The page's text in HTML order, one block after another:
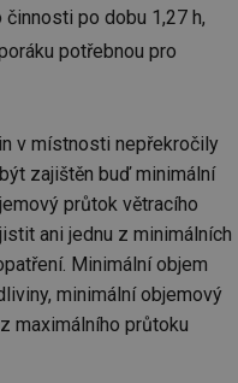
činnosti po dobu 1,27 h,
potřebnou pro
v místnosti nepřekročily
zajištěn buď minimální
průtok větracího
ani jednu z minimálních
Minimální objem
minimální objemový
maximálního průtoku